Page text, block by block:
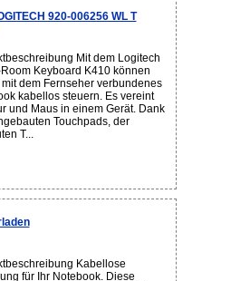
920-006256 WL T
Mit dem Logitech
Keyboard K410 können
dem Fernseher verbundenes
kabellos steuern. Es vereint
und Maus in einem Gerät. Dank
Touchpads, der
T...
Kabellose
für Ihr Notebook. Diese